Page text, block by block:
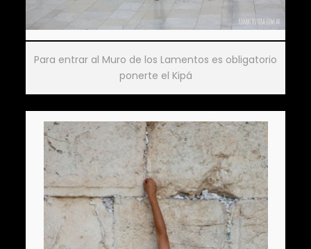
Para entrar al Muro de los Lamentos es obligatorio
ponerte el Kipá